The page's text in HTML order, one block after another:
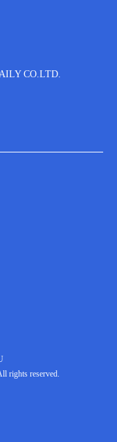
CO.LTD.
rights reserved.